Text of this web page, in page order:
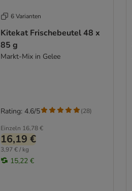
6 Varianten
Kitekat Frischebeutel 48 x
85 g
Markt-Mix in Gelee
Einzeln 16,78 €
16,19 €
3,97 € / kg
15,22 €
Rating: 4.6/5 (28)